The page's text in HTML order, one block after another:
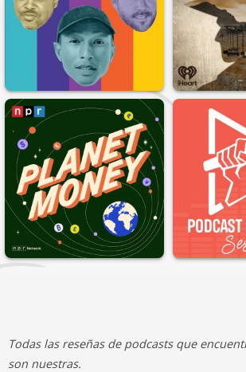
Todas las reseñas de podcasts que
son nuestras.